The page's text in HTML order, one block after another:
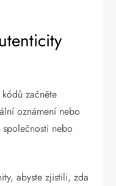
začněte
oznámení nebo
společnosti nebo
abyste zjistili, zda